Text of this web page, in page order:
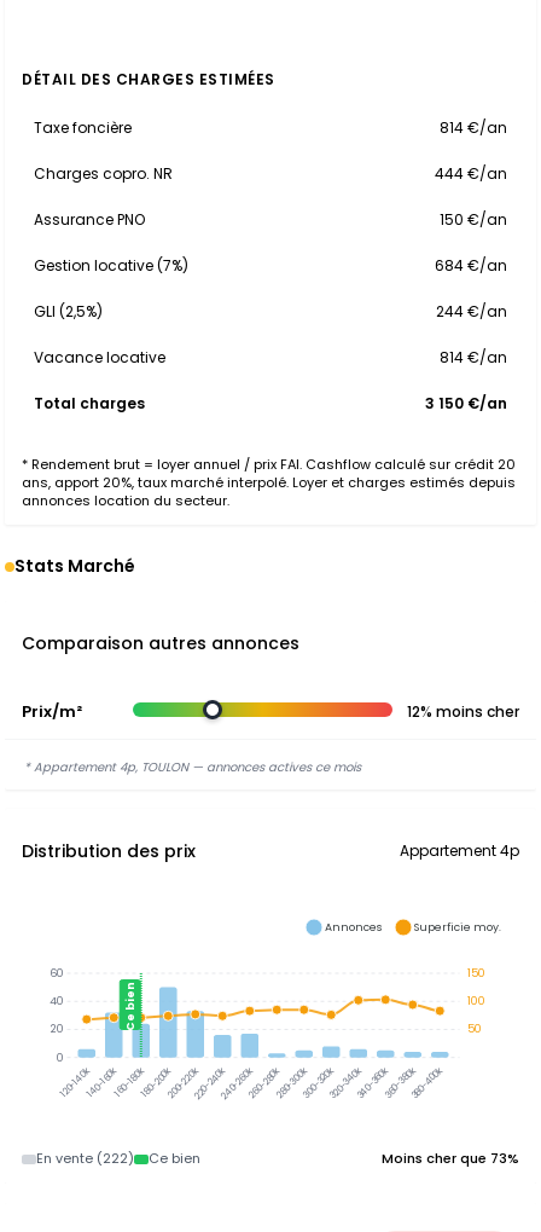
DÉTAIL DES CHARGES ESTIMÉES
Taxe foncière 814 €/an
Charges copro. NR 444 €/an
Assurance PNO 150 €/an
Gestion locative (7%) 684 €/an
GLI (2,5%) 244 €/an
Vacance locative 814 €/an
Total charges 3 150 €/an
* Rendement brut = loyer annuel / prix FAI. Cashflow calculé sur crédit 20
ans, apport 20%, taux marché interpolé. Loyer et charges estimés depuis
annonces location du secteur.
Stats Marché
Comparaison autres annonces
Prix/m² 12% moins cher
* Appartement 4p, TOULON — annonces actives ce mois
Distribution des prix Appartement 4p
120-140k140-160k160-180k180-200k200-220k220-240k240-260k260-280k280-300k300-320k320-340k340-360k360-380k380-400k
Ce bien
150
100
50
60
40
20
0
Annonces Superficie moy.
En vente (222) Ce bien Moins cher que 73%